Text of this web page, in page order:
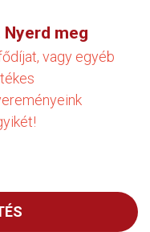
Nyerd meg
vagy egyéb